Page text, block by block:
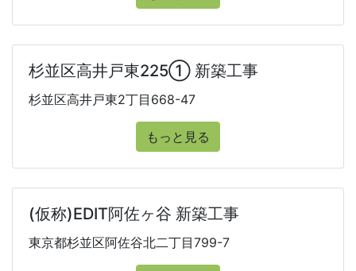
杉並区高井戸東225① 新築工事
杉並区高井戸東2丁目668-47
もっと見る
(仮称)EDIT阿佐ヶ谷 新築工事
東京都杉並区阿佐谷北二丁目799-7